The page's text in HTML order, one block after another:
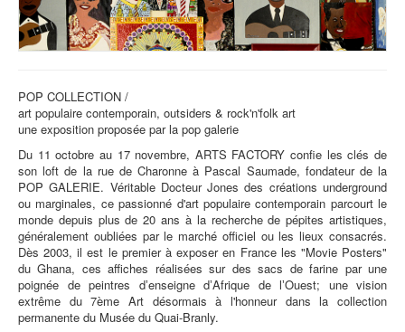
POP COLLECTION /
art populaire contemporain, outsiders & rock'n'folk art
une exposition proposée par la pop galerie
Du 11 octobre au 17 novembre, ARTS FACTORY confie les clés de
son loft de la rue de Charonne à Pascal Saumade, fondateur de la
POP GALERIE. Véritable Docteur Jones des créations underground
ou marginales, ce passionné d'art populaire contemporain parcourt le
monde depuis plus de 20 ans à la recherche de pépites artistiques,
généralement oubliées par le marché officiel ou les lieux consacrés.
Dès 2003, il est le premier à exposer en France les "Movie Posters"
du Ghana, ces affiches réalisées sur des sacs de farine par une
poignée de peintres dʼenseigne dʼAfrique de lʼOuest; une vision
extrême du 7ème Art désormais à l'honneur dans la collection
permanente du Musée du Quai-Branly.